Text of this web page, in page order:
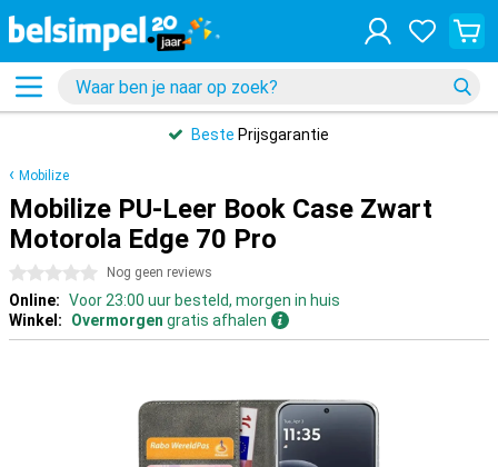
Beste Prijsgarantie
Mobilize
Mobilize PU-Leer Book Case Zwart
Motorola Edge 70 Pro
0 sterren Nog geen reviews
Online: Voor 23:00 uur besteld, morgen in huis
Winkel:
Overmorgen gratis afhalen